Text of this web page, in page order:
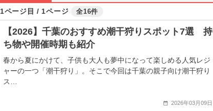
1ページ目 / 1ページ 全16件
【2026】千葉のおすすめ潮干狩りスポット7選 持
ち物や開催時期も紹介
春から夏にかけて、子供も大人も夢中になって楽しめる人気レジ
ャーの一つ「潮干狩り」。そこで今回は千葉の親子向け潮干狩り
ス…
2026年03月09日